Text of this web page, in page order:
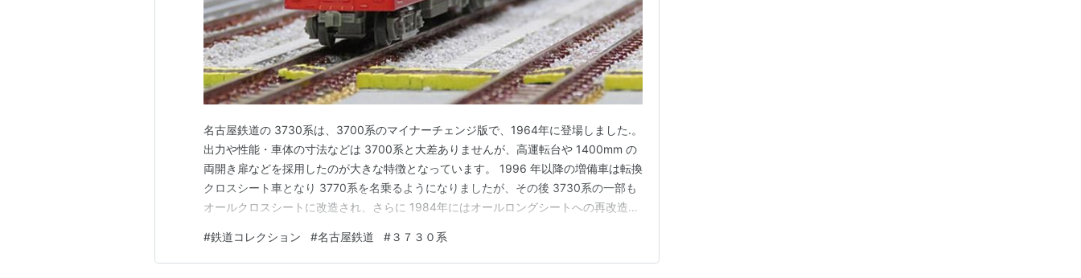
名古屋鉄道の 3730系は、3700系のマイナーチェンジ版で、1964年に登場しました.。
出力や性能・車体の寸法などは 3700系と大差ありませんが、高運転台や 1400mm の
両開き扉などを採用したのが大きな特徴となっています。 1996 年以降の増備車は転換
クロスシート車となり 3770系を名乗るようになりましたが、その後 3730系の一部も
オールクロスシートに改造され、さらに 1984年にはオールロングシートへの再改造も
両が増備されましたが、これは HL車では最多両数を占めていました。 本線系や瀬…
#鉄道コレクション #名古屋鉄道 #３７３０系